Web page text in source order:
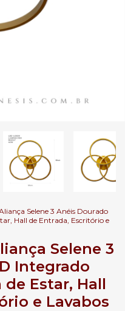
Selene 3 Anéis Dourado
Hall de Entrada, Escritório e
Selene 3
Integrado
de Estar, Hall
e Lavabos